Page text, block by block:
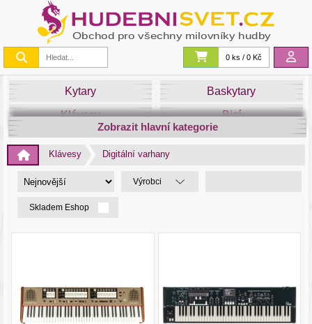
0 ks / 0 Kč
Kytary
Baskytary
Klávesy
Bicí
Smyčce
Dechy
DJ
Zvuk&Studio
Zobrazit hlavní kategorie
Klávesy Digitální varhany
Výrobci
Skladem Eshop